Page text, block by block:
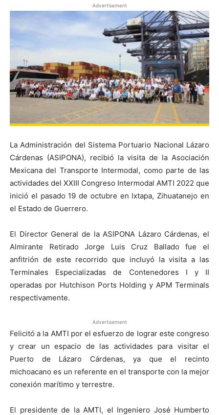
Advertisement
La Administración del Sistema Portuario Nacional Lázaro
Cárdenas (ASIPONA), recibió la visita de la Asociación
Mexicana del Transporte Intermodal, como parte de las
actividades del XXIII Congreso Intermodal AMTI 2022 que
inició el pasado 19 de octubre en Ixtapa, Zihuatanejo en
el Estado de Guerrero.
El Director General de la ASIPONA Lázaro Cárdenas, el
Almirante Retirado Jorge Luis Cruz Ballado fue el
anfitrión de este recorrido que incluyó la visita a las
Terminales Especializadas de Contenedores I y II
operadas por Hutchison Ports Holding y APM Terminals
respectivamente.
Advertisement
Felicitó a la AMTI por el esfuerzo de lograr este congreso
y crear un espacio de las actividades para visitar el
Puerto de Lázaro Cárdenas, ya que el recinto
michoacano es un referente en el transporte con la mejor
conexión marítimo y terrestre.
El presidente de la AMTI, el Ingeniero José Humberto